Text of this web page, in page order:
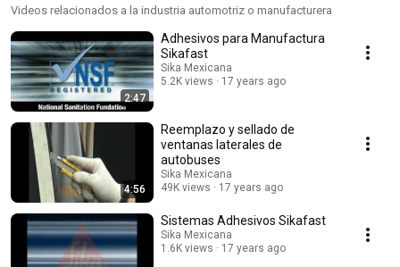
Videos relacionados a la industria automotriz o manufacturera
2:47
Adhesivos para Manufactura
Sikafast
Sika Mexicana
5.2K views
17 years ago
4:56
Reemplazo y sellado de
ventanas laterales de
autobuses
Sika Mexicana
49K views
17 years ago
Sistemas Adhesivos Sikafast
Sika Mexicana
1.6K views
17 years ago